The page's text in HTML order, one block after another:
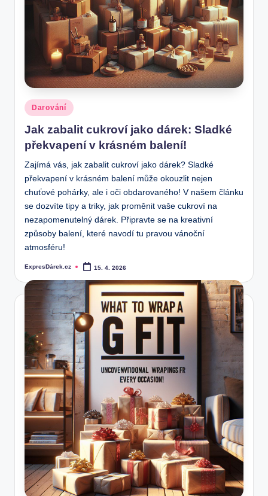
Posted
in
Darování
Jak zabalit cukroví jako dárek: Sladké
překvapení v krásném balení!
Zajímá vás, jak zabalit cukroví jako dárek? Sladké
překvapení v krásném balení může okouzlit nejen
chuťové pohárky, ale i oči obdarovaného! V našem článku
se dozvíte tipy a triky, jak proměnit vaše cukroví na
nezapomenutelný dárek. Připravte se na kreativní
způsoby balení, které navodí tu pravou vánoční
atmosféru!
Posted
ExpresDárek.cz 15. 4. 2026